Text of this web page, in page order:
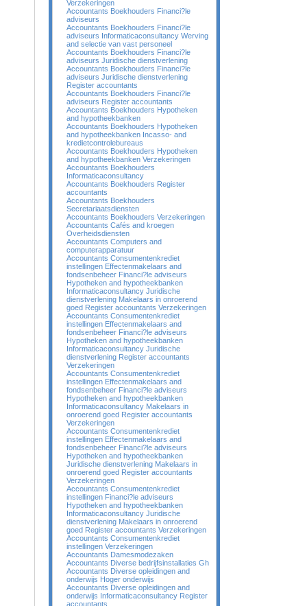
Verzekeringen
Accountants Boekhouders Financi?le
adviseurs
Accountants Boekhouders Financi?le
adviseurs Informaticaconsultancy Werving
and selectie van vast personeel
Accountants Boekhouders Financi?le
adviseurs Juridische dienstverlening
Accountants Boekhouders Financi?le
adviseurs Juridische dienstverlening
Register accountants
Accountants Boekhouders Financi?le
adviseurs Register accountants
Accountants Boekhouders Hypotheken
and hypotheekbanken
Accountants Boekhouders Hypotheken
and hypotheekbanken Incasso- and
kredietcontrolebureaus
Accountants Boekhouders Hypotheken
and hypotheekbanken Verzekeringen
Accountants Boekhouders
Informaticaconsultancy
Accountants Boekhouders Register
accountants
Accountants Boekhouders
Secretariaatsdiensten
Accountants Boekhouders Verzekeringen
Accountants Cafés and kroegen
Overheidsdiensten
Accountants Computers and
computerapparatuur
Accountants Consumentenkrediet
instellingen Effectenmakelaars and
fondsenbeheer Financi?le adviseurs
Hypotheken and hypotheekbanken
Informaticaconsultancy Juridische
dienstverlening Makelaars in onroerend
goed Register accountants Verzekeringen
Accountants Consumentenkrediet
instellingen Effectenmakelaars and
fondsenbeheer Financi?le adviseurs
Hypotheken and hypotheekbanken
Informaticaconsultancy Juridische
dienstverlening Register accountants
Verzekeringen
Accountants Consumentenkrediet
instellingen Effectenmakelaars and
fondsenbeheer Financi?le adviseurs
Hypotheken and hypotheekbanken
Informaticaconsultancy Makelaars in
onroerend goed Register accountants
Verzekeringen
Accountants Consumentenkrediet
instellingen Effectenmakelaars and
fondsenbeheer Financi?le adviseurs
Hypotheken and hypotheekbanken
Juridische dienstverlening Makelaars in
onroerend goed Register accountants
Verzekeringen
Accountants Consumentenkrediet
instellingen Financi?le adviseurs
Hypotheken and hypotheekbanken
Informaticaconsultancy Juridische
dienstverlening Makelaars in onroerend
goed Register accountants Verzekeringen
Accountants Consumentenkrediet
instellingen Verzekeringen
Accountants Damesmodezaken
Accountants Diverse bedrijfsinstallaties Gh
Accountants Diverse opleidingen and
onderwijs Hoger onderwijs
Accountants Diverse opleidingen and
onderwijs Informaticaconsultancy Register
accountants